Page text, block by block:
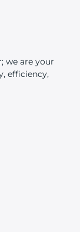
we are your
efficiency,